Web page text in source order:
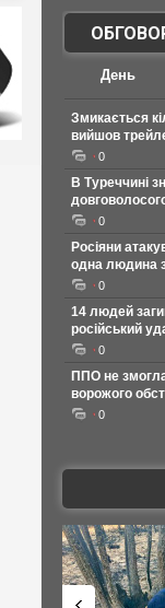
День
Змикається
вийшов
0
В Туреччині
0
Росіяни
одна людина
0
14 людей
російський
0
ППО не змогла
ворожого
0